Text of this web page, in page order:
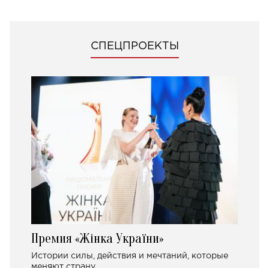
СПЕЦПРОЕКТЫ
Премия «Жінка України»
Истории силы, действия и мечтаний, которые